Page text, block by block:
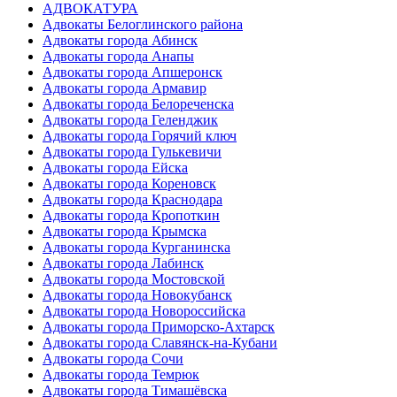
АДВОКАТУРА
Адвокаты Белоглинского района
Адвокаты города Абинск
Адвокаты города Анапы
Адвокаты города Апшеронск
Адвокаты города Армавир
Адвокаты города Белореченска
Адвокаты города Геленджик
Адвокаты города Горячий ключ
Адвокаты города Гулькевичи
Адвокаты города Ейска
Адвокаты города Кореновск
Адвокаты города Краснодара
Адвокаты города Кропоткин
Адвокаты города Крымска
Адвокаты города Курганинска
Адвокаты города Лабинск
Адвокаты города Мостовской
Адвокаты города Новокубанск
Адвокаты города Новороссийска
Адвокаты города Приморско-Ахтарск
Адвокаты города Славянск-на-Кубани
Адвокаты города Сочи
Адвокаты города Темрюк
Адвокаты города Тимашёвска